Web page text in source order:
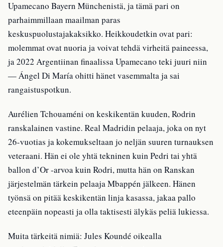
Upamecano Bayern Münchenistä, ja tämä pari on
parhaimmillaan maailman paras
keskuspuolustajakaksikko. Heikkoudetkin ovat pari:
molemmat ovat nuoria ja voivat tehdä virheitä paineessa,
ja 2022 Argentiinan finaalissa Upamecano teki juuri niin
— Ángel Di María ohitti hänet vasemmalta ja sai
rangaistuspotkun.
Aurélien Tchouaméni on keskikentän kuuden, Rodrin
ranskalainen vastine. Real Madridin pelaaja, joka on nyt
26-vuotias ja kokemukseltaan jo neljän suuren turnauksen
veteraani. Hän ei ole yhtä tekninen kuin Pedri tai yhtä
ballon d’Or -arvoa kuin Rodri, mutta hän on Ranskan
järjestelmän tärkein pelaaja Mbappén jälkeen. Hänen
työnsä on pitää keskikentän linja kasassa, jakaa pallo
eteenpäin nopeasti ja olla taktisesti älykäs peliä lukiessa.
Muita tärkeitä nimiä: Jules Koundé oikealla